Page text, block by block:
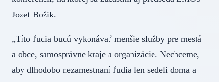
Jozef Božik.
„Títo ľudia budú vykonávať menšie služby pre mestá
a obce, samosprávne kraje a organizácie. Nechceme,
aby dlhodobo nezamestnaní ľudia len sedeli doma a